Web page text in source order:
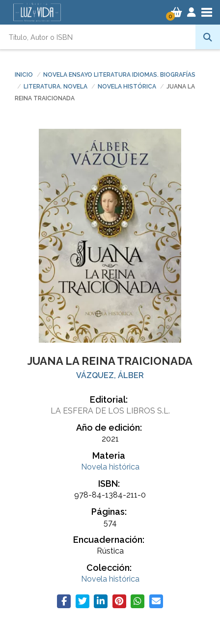
0
INICIO
NOVELA ENSAYO LITERATURA IDIOMAS. BIOGRAFÍAS
LITERATURA. NOVELA
NOVELA HISTÓRICA
JUANA LA
REINA TRAICIONADA
JUANA LA REINA TRAICIONADA
VÁZQUEZ, ÁLBER
Editorial:
LA ESFERA DE LOS LIBROS S.L.
Año de edición:
2021
Materia
Novela histórica
ISBN:
978-84-1384-211-0
Páginas:
574
Encuadernación:
Rústica
Colección:
Novela histórica